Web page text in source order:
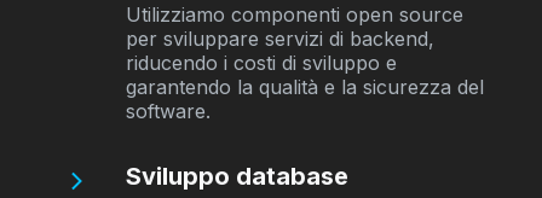
Utilizziamo componenti open source
per sviluppare servizi di backend,
riducendo i costi di sviluppo e
garantendo la qualità e la sicurezza del
software.
Sviluppo database